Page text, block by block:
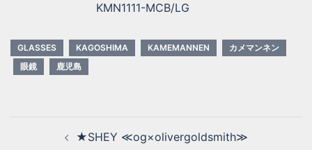
KMN1111-MCB/LG
GLASSES KAGOSHIMA KAMEMANNEN
カメマンネン
眼鏡
鹿児島
★SHEY ≪og×olivergoldsmith≫